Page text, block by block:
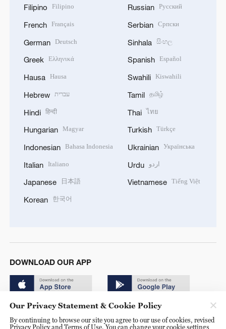
Filipino Filipino
French Français
German Deutsch
Greek Ελληνικά
Hausa Hausa
Hebrew עברית
Hindi हिन्दी
Hungarian Magyar
Indonesian Bahasa Indonesia
Italian Italiano
Japanese 日本語
Korean 한국어
Russian Русский
Serbian Српски
Sinhala සිංහල
Spanish Español
Swahili Kiswahili
Tamil தமிழ்
Thai ไทย
Turkish Türkçe
Ukrainian Українська
Urdu اردو
Vietnamese Tiếng Việt
DOWNLOAD OUR APP
Our Privacy Statement & Cookie Policy
By continuing to browse our site you agree to our use of cookies, revised
Privacy Policy and Terms of Use. You can change your cookie settings